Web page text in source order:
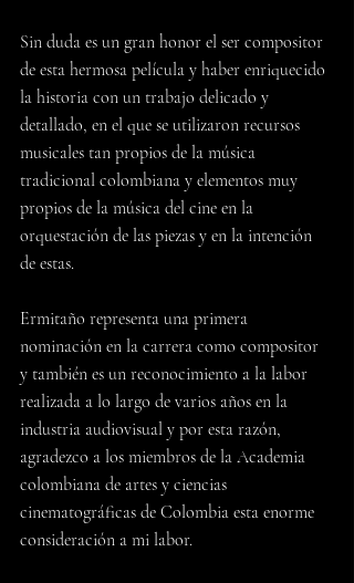
Sin duda es un gran honor el ser compositor
de esta hermosa película y haber enriquecido
la historia con un trabajo delicado y
detallado, en el que se utilizaron recursos
musicales tan propios de la música
tradicional colombiana y elementos muy
propios de la música del cine en la
orquestación de las piezas y en la intención
de estas.
Ermitaño representa una primera
nominación en la carrera como compositor
y también es un reconocimiento a la labor
realizada a lo largo de varios años en la
industria audiovisual y por esta razón,
agradezco a los miembros de la Academia
colombiana de artes y ciencias
cinematográficas de Colombia esta enorme
consideración a mi labor.